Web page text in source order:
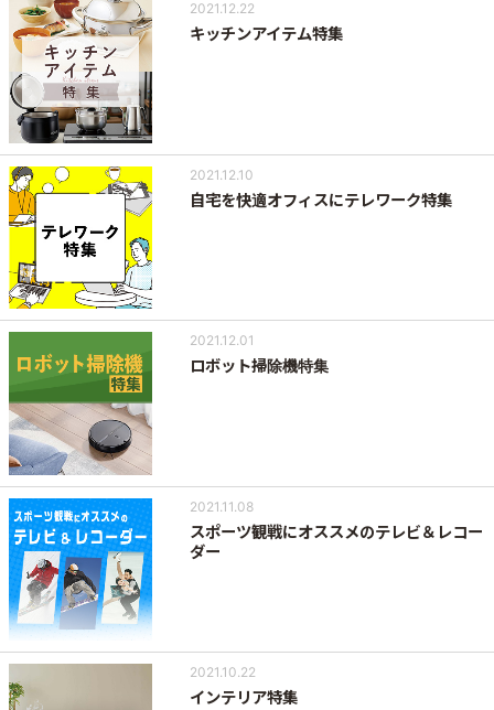
2021.12.22
キッチンアイテム特集
2021.12.10
自宅を快適オフィスにテレワーク特集
2021.12.01
ロボット掃除機特集
2021.11.08
スポーツ観戦にオススメのテレビ＆レコー
ダー
2021.10.22
インテリア特集